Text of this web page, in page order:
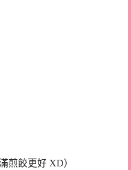
煎餃更好 XD）